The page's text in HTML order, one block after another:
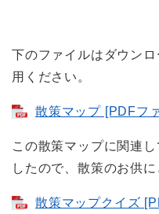
下のファイルはダウン
用ください。
散策マップ [PDFフ
この散策マップに関連
したので、散策のお供に
散策マップクイズ